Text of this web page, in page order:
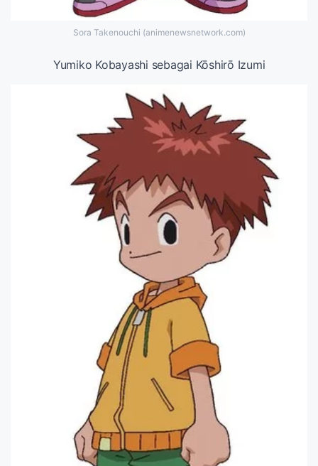
Sora Takenouchi (animenewsnetwork.com)
Yumiko Kobayashi sebagai Kōshirō Izumi